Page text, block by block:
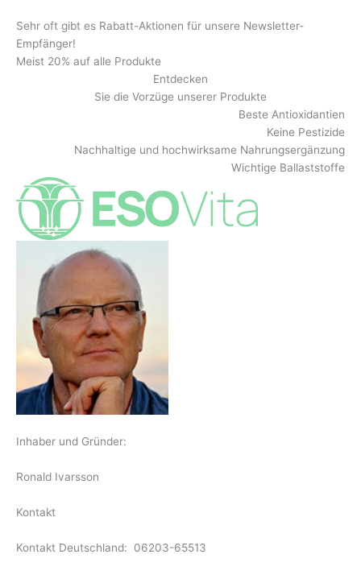
Sehr oft gibt es Rabatt-Aktionen für unsere Newsletter-
Empfänger!
Meist 20% auf alle Produkte
Entdecken
Sie die Vorzüge unserer Produkte
Beste Antioxidantien
Keine Pestizide
Nachhaltige und hochwirksame Nahrungsergänzung
Wichtige Ballaststoffe
Inhaber und Gründer:
Ronald Ivarsson
Kontakt
Kontakt Deutschland: 06203-65513